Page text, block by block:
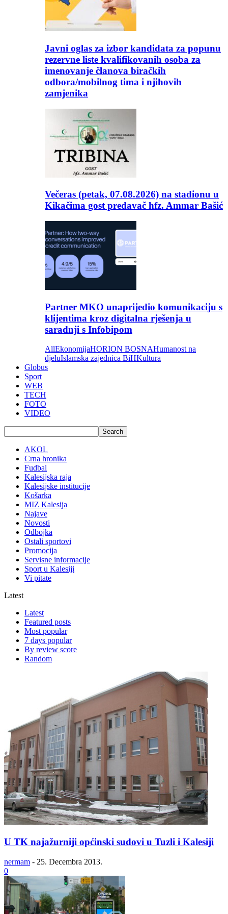
Javni oglas za izbor kandidata za popunu
rezervne liste kvalifikovanih osoba za
imenovanje članova biračkih
odbora/mobilnog tima i njihovih
zamjenika
Večeras (petak, 07.08.2026) na stadionu u
Kikačima gost predavač hfz. Ammar Bašić
Partner MKO unaprijedio komunikaciju s
klijentima kroz digitalna rješenja u
saradnji s Infobipom
AllEkonomijaHORION BOSNAHumanost na
djeluIslamska zajednica BiHKultura
Globus
Sport
WEB
TECH
FOTO
VIDEO
AKOL
Crna hronika
Fudbal
Kalesijska raja
Kalesijske institucije
Košarka
MIZ Kalesija
Najave
Novosti
Odbojka
Ostali sportovi
Promocija
Servisne informacije
Sport u Kalesiji
Vi pitate
Latest
Latest
Featured posts
Most popular
7 days popular
By review score
Random
U TK najažurniji općinski sudovi u Tuzli i Kalesiji
nermam - 25. Decembra 2013.
0